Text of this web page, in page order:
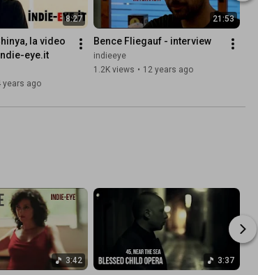
8:27
la video
eye.it
years ago
21:53
Bence Fliegauf - interview
indieeye
1.2K views • 12 years ago
3:42 3:37